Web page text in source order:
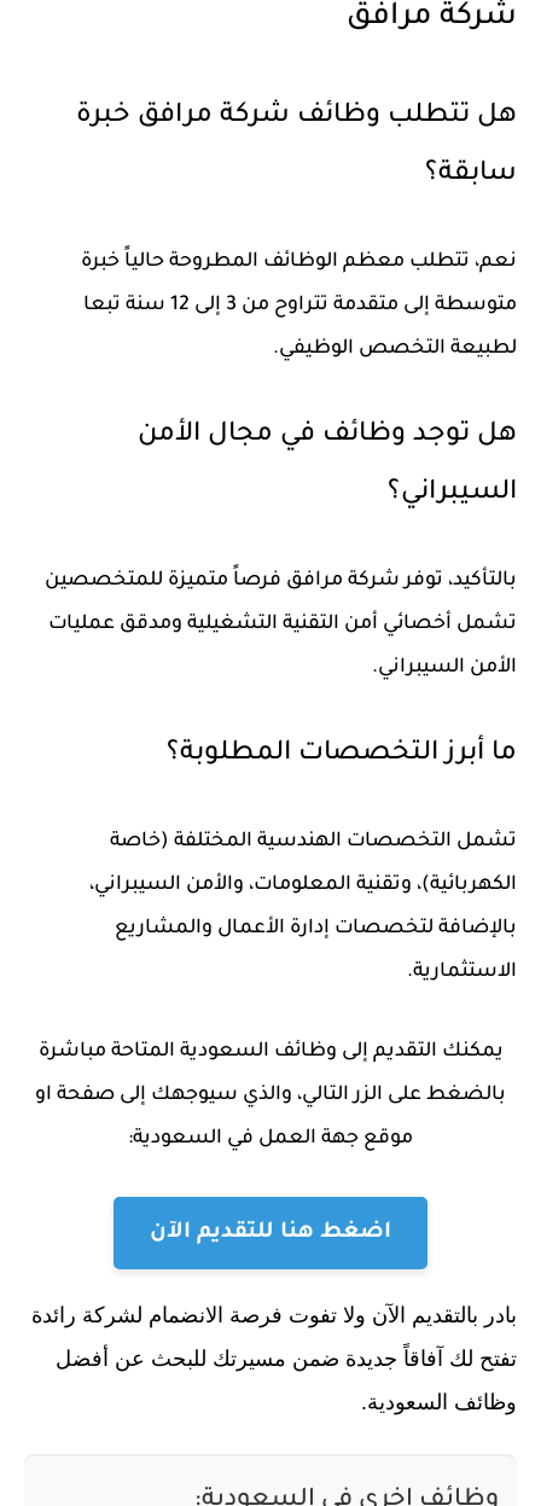
شركة مرافق
هل تتطلب وظائف شركة مرافق خبرة
سابقة؟
نعم، تتطلب معظم الوظائف المطروحة حالياً خبرة
متوسطة إلى متقدمة تتراوح من 3 إلى 12 سنة تبعا
لطبيعة التخصص الوظيفي.
هل توجد وظائف في مجال الأمن
السيبراني؟
بالتأكيد، توفر شركة مرافق فرصاً متميزة للمتخصصين
تشمل أخصائي أمن التقنية التشغيلية ومدقق عمليات
الأمن السيبراني.
ما أبرز التخصصات المطلوبة؟
تشمل التخصصات الهندسية المختلفة (خاصة
الكهربائية)، وتقنية المعلومات، والأمن السيبراني،
بالإضافة لتخصصات إدارة الأعمال والمشاريع
الاستثمارية.
يمكنك التقديم إلى وظائف السعودية المتاحة مباشرة
بالضغط على الزر التالي، والذي سيوجهك إلى صفحة او
موقع جهة العمل في السعودية:
اضغط هنا للتقديم الآن
بادر بالتقديم الآن ولا تفوت فرصة الانضمام لشركة رائدة
تفتح لك آفاقاً جديدة ضمن مسيرتك للبحث عن أفضل
وظائف السعودية.